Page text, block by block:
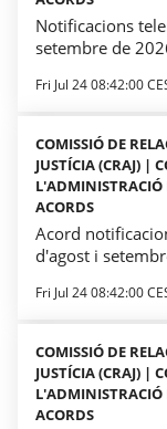
Notificacions
setembre de
Fri Jul 24 08:42:00
COMISSIÓ DE
JUSTÍCIA (CRAJ) |
L'ADMINISTRACIÓ
ACORDS
Acord
d'agost i
Fri Jul 24 08:42:00
COMISSIÓ DE
JUSTÍCIA (CRAJ) |
L'ADMINISTRACIÓ
ACORDS